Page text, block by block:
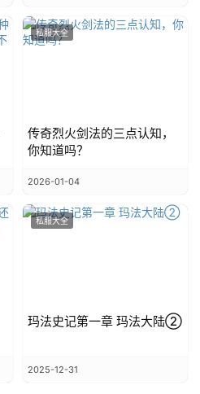
私服大全
传奇烈火剑法的三点认知，
你知道吗？
2026-01-04
私服大全
玛法史记第一章 玛法大陆②
2025-12-31